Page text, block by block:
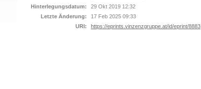
Hinterlegungsdatum:
29 Okt 2019 12:32
Letzte Änderung:
17 Feb 2025 09:33
URI:
https://eprints.vinzenzgruppe.at/id/eprint/8883